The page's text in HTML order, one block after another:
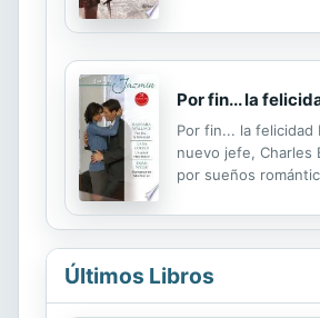
Por fin... la
Por fin... la felicidad
nuevo jefe, Charles
por sueños
Últimos Libros